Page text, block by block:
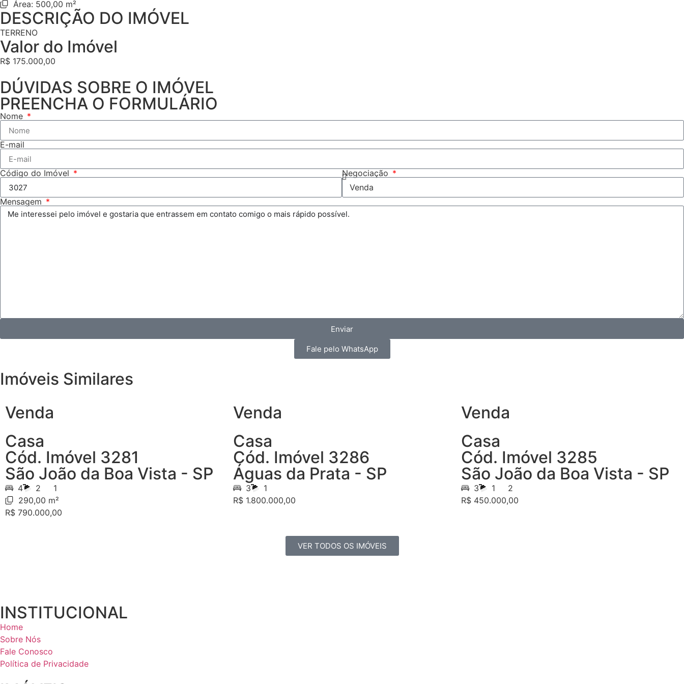
Área: 500,00 m²
DESCRIÇÃO DO IMÓVEL
TERRENO
Valor do Imóvel
R$ 175.000,00
DÚVIDAS SOBRE O IMÓVEL
PREENCHA O FORMULÁRIO
Nome
E-mail
Código do Imóvel Negociação
Mensagem
Enviar
Fale pelo WhatsApp
Imóveis Similares
Venda
Casa
Cód. Imóvel 3281
São João da Boa Vista - SP
4 2
1
290,00 m²
R$ 790.000,00
Venda
Casa
Cód. Imóvel 3286
Águas da Prata - SP
3
1
R$ 1.800.000,00
Venda
Casa
Cód. Imóvel 3285
São João da Boa Vista - SP
3 1
2
R$ 450.000,00
VER TODOS OS IMÓVEIS
INSTITUCIONAL
Home
Sobre Nós
Fale Conosco
Política de Privacidade